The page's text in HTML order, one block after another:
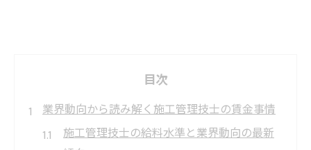
目次
業界動向から読み解く施工管理技士の賃金事情
施工管理技士の給料水準と業界動向の最新